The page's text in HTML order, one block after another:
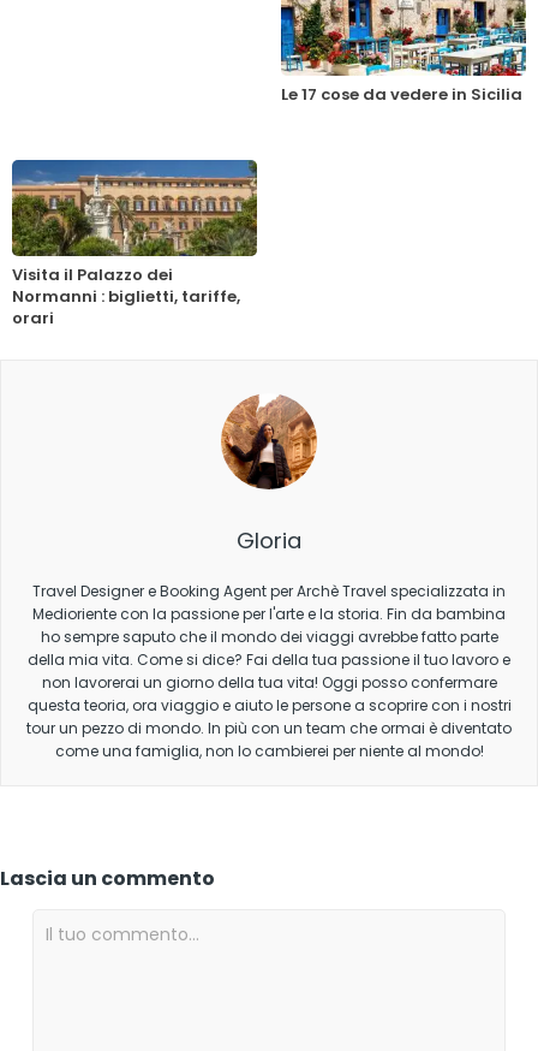
Le 17 cose da vedere in Sicilia
Visita il Palazzo dei
Normanni : biglietti, tariffe,
orari
Gloria
Travel Designer e Booking Agent per Archè Travel specializzata in
Medioriente con la passione per l'arte e la storia. Fin da bambina
ho sempre saputo che il mondo dei viaggi avrebbe fatto parte
della mia vita. Come si dice? Fai della tua passione il tuo lavoro e
non lavorerai un giorno della tua vita! Oggi posso confermare
questa teoria, ora viaggio e aiuto le persone a scoprire con i nostri
tour un pezzo di mondo. In più con un team che ormai è diventato
come una famiglia, non lo cambierei per niente al mondo!
Lascia un commento